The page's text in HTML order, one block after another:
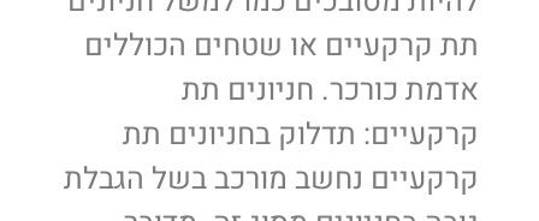
תת קרקעיים או שטחים הכוללים
אדמת כורכר. חניונים תת
קרקעיים: תדלוק בחניונים תת
קרקעיים נחשב מורכב בשל הגבלת